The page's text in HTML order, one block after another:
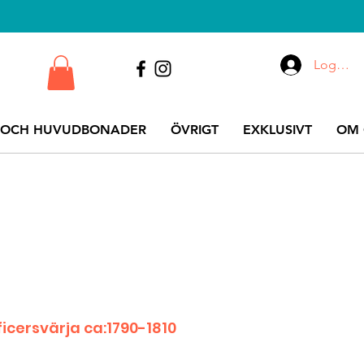
HUVUDBONADER ÖVRIGT EXKLUSIVT OM
Logga
ca:1790-1810